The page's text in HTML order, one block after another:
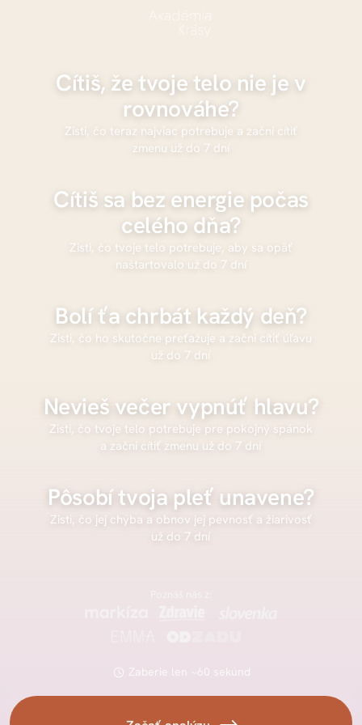
Cítiš, že tvoje telo nie je v
rovnováhe?
Zisti, čo teraz najviac potrebuje a začni cítiť
zmenu už do 7 dní
Cítiš sa bez energie počas
celého dňa?
Zisti, čo tvoje telo potrebuje, aby sa opäť
naštartovalo už do 7 dní
Bolí ťa chrbát každý deň?
Zisti, čo ho skutočne preťažuje a začni cítiť úľavu
už do 7 dní
Nevieš večer vypnúť hlavu?
Zisti, čo tvoje telo potrebuje pre pokojný spánok
a začni cítiť zmenu už do 7 dní
Pôsobí tvoja pleť unavene?
Zisti, čo jej chýba a obnov jej pevnosť a žiarivosť
už do 7 dní
Zaberie len ~60 sekúnd